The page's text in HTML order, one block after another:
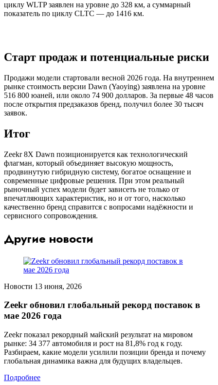
циклу WLTP заявлен на уровне до 328 км, а суммарный
показатель по циклу CLTC — до 1416 км.
Старт продаж и потенциальные риски
Продажи модели стартовали весной 2026 года. На внутреннем
рынке стоимость версии Dawn (Yaoying) заявлена на уровне
516 800 юаней, или около 74 900 долларов. За первые 48 часов
после открытия предзаказов бренд, получил более 30 тысяч
заявок.
Итог
Zeekr 8X Dawn позиционируется как технологический
флагман, который объединяет высокую мощность,
продвинутую гибридную систему, богатое оснащение и
современные цифровые решения. При этом реальный
рыночный успех модели будет зависеть не только от
впечатляющих характеристик, но и от того, насколько
качественно бренд справится с вопросами надёжности и
сервисного сопровождения.
Другие новости
Новости 13 июня, 2026
Zeekr обновил глобальный рекорд поставок в
мае 2026 года
Zeekr показал рекордный майский результат на мировом
рынке: 34 377 автомобиля и рост на 81,8% год к году.
Разбираем, какие модели усилили позиции бренда и почему
глобальная динамика важна для будущих владельцев.
Подробнее